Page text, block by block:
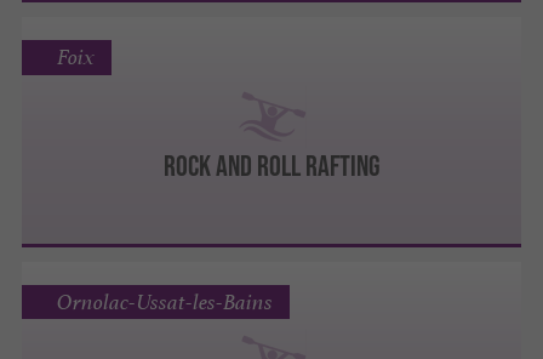
Rock And Roll Rafting
Foix
Ornolac-Ussat-les-Bains